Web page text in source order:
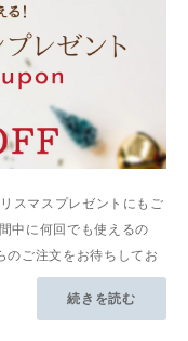
スマスプレゼントにもご
中に何回でも使えるの
のご注文をお待ちしてお
続きを読む